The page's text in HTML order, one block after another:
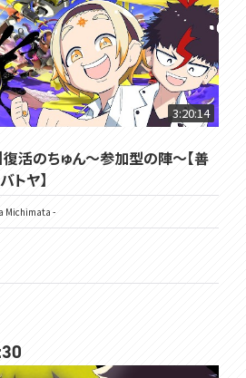
3:20:14
復活のちゅん～参加型の陣～【善
トヤ】
Michimata -